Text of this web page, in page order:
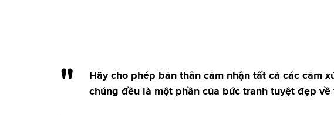
Hãy cho phép bản thân cảm nhận tất cả các cảm
chúng đều là một phần của bức tranh tuyệt đẹp